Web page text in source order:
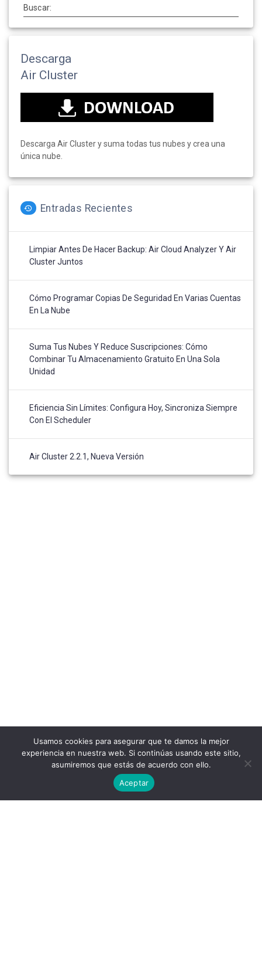
Buscar:
Descarga
Air Cluster
Descarga Air Cluster y suma todas tus nubes y crea una
única nube.
Entradas Recientes
Limpiar Antes De Hacer Backup: Air Cloud Analyzer Y Air
Cluster Juntos
Cómo Programar Copias De Seguridad En Varias Cuentas
En La Nube
Suma Tus Nubes Y Reduce Suscripciones: Cómo
Combinar Tu Almacenamiento Gratuito En Una Sola
Unidad
Eficiencia Sin Límites: Configura Hoy, Sincroniza Siempre
Con El Scheduler
Air Cluster 2.2.1, Nueva Versión
Usamos cookies para asegurar que te damos la mejor
experiencia en nuestra web. Si continúas usando este sitio,
asumiremos que estás de acuerdo con ello.
Aceptar